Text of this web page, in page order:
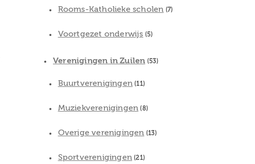
Rooms-Katholieke scholen (7)
Voortgezet onderwijs (5)
Verenigingen in Zuilen (53)
Buurtverenigingen (11)
Muziekverenigingen (8)
Overige verenigingen (13)
Sportverenigingen (21)